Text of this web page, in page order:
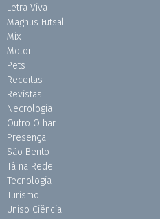
Letra Viva
Magnus Futsal
Mix
Motor
Pets
Receitas
Revistas
Necrologia
Outro Olhar
Presença
São Bento
Tá na Rede
Tecnologia
Turismo
Uniso Ciência